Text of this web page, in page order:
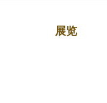
展览